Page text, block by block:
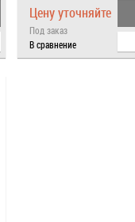
Цену уточняйте
Под заказ
В сравнение